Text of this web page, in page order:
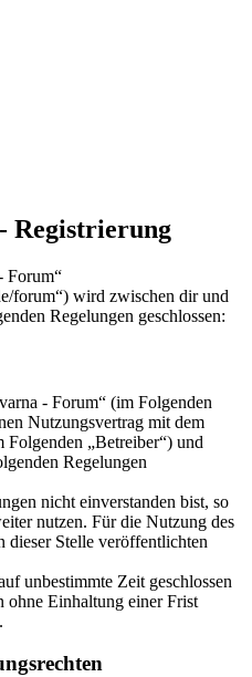
Registrierung
Forum“
forum“) wird zwischen dir und
Regelungen geschlossen:
- Forum“ (im Folgenden
Nutzungsvertrag mit dem
Folgenden „Betreiber“) und
Regelungen
nicht einverstanden bist, so
nutzen. Für die Nutzung des
dieser Stelle veröffentlichten
unbestimmte Zeit geschlossen
ohne Einhaltung einer Frist